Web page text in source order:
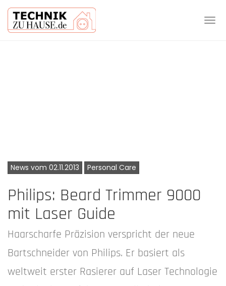
News vom 02.11.2013 Personal Care
Philips: Beard Trimmer 9000
mit Laser Guide
Haarscharfe Präzision verspricht der neue
Bartschneider von Philips. Er basiert als
weltweit erster Rasierer auf Laser Technologie